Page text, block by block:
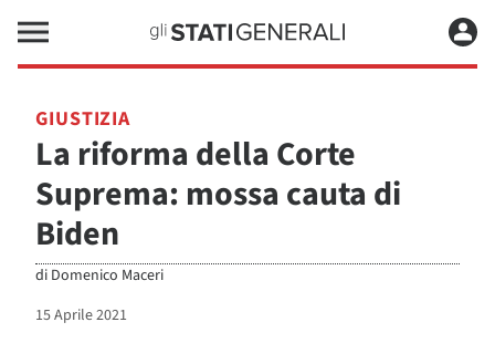
GIUSTIZIA
La riforma della Corte
Suprema: mossa cauta di
Biden
di Domenico Maceri
15 Aprile 2021